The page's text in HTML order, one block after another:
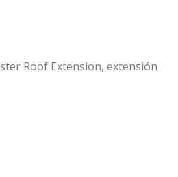
Roof Extension, extensión